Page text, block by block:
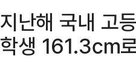
지난해 국내 고
학생 161.3㎝